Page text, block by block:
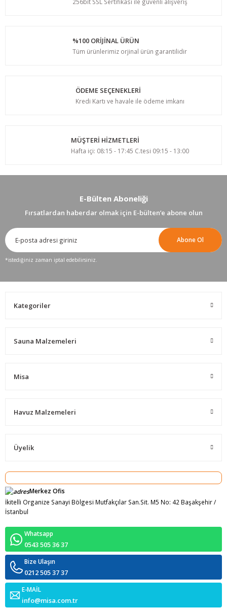
%100 ORİJİNAL ÜRÜN
Tüm ürünlerimiz orjinal ürün garantilidir
ÖDEME SEÇENEKLERİ
Kredi Kartı ve havale ile ödeme imkanı
MÜŞTERİ HİZMETLERİ
Hafta içi: 08:15 - 17:45 C.tesi 09:15 - 13:00
E-Bülten Aboneliği
Fırsatlardan haberdar olmak için E-bülten’e abone olun
Abone Ol
*istediğiniz zaman iptal edebilirsiniz.
Kategoriler
Sauna Malzemeleri
Misa
Havuz Malzemeleri
Üyelik
Merkez Ofis
İkitelli Organize Sanayi Bölgesi Mutfakçılar San.Sit. M5 No: 42 Başakşehir /
İstanbul
Whatsapp
0543 505 36 37
Bize Ulaşın
0212 505 37 37
E-MAİL
info@misa.com.tr